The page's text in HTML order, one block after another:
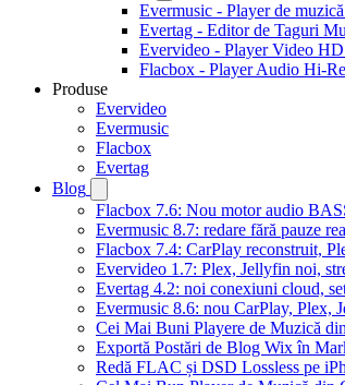
Evermusic - Player de
Evertag - Editor de Taguri
Evervideo - Player Video
Flacbox - Player Audio Hi-
Produse
Evervideo
Evermusic
Flacbox
Evertag
Blog
Flacbox 7.6: Nou motor audio
Evermusic 8.7: redare fără pauze
Flacbox 7.4: CarPlay reconstruit,
Evervideo 1.7: Plex, Jellyfin noi,
Evertag 4.2: noi conexiuni cloud,
Evermusic 8.6: nou CarPlay, Plex,
Cei Mai Buni Playere de Muzică
Exportă Postări de Blog Wix în
Redă FLAC și DSD Lossless pe